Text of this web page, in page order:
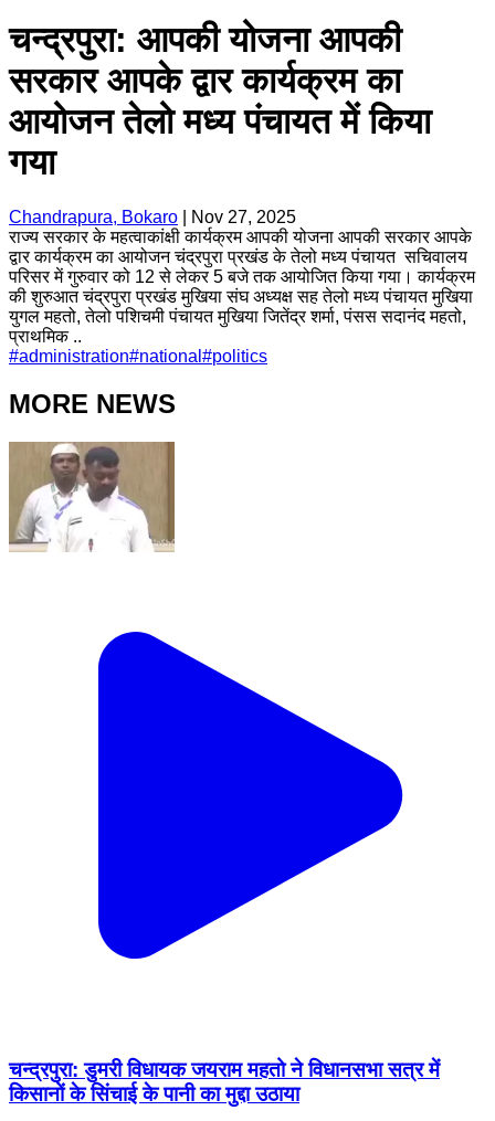
चन्द्रपुरा: आपकी योजना आपकी
सरकार आपके द्वार कार्यक्रम का
आयोजन तेलो मध्य पंचायत में किया
गया
Chandrapura, Bokaro
Nov 27, 2025
राज्य सरकार के महत्वाकांक्षी कार्यक्रम आपकी योजना आपकी सरकार आपके
द्वार कार्यक्रम का आयोजन चंद्रपुरा प्रखंड के तेलो मध्य पंचायत सचिवालय
परिसर में गुरुवार को 12 से लेकर 5 बजे तक आयोजित किया गया। कार्यक्रम
की शुरुआत चंद्रपुरा प्रखंड मुखिया संघ अध्यक्ष सह तेलो मध्य पंचायत मुखिया
युगल महतो, तेलो पशिचमी पंचायत मुखिया जितेंद्र शर्मा, पंसस सदानंद महतो,
प्राथमिक ..
#administration#national #politics
MORE NEWS
चन्द्रपुरा: डुमरी विधायक जयराम महतो ने विधानसभा सत्र में
किसानों के सिंचाई के पानी का मुद्दा उठाया